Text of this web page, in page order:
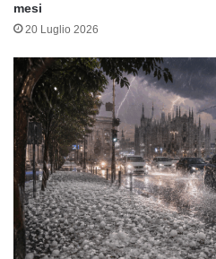
mesi
20 Luglio 2026